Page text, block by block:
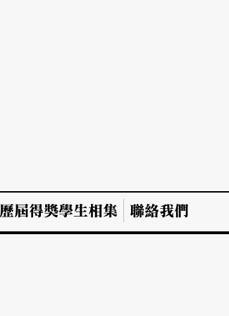
歷屆得獎學生相集 聯絡我們